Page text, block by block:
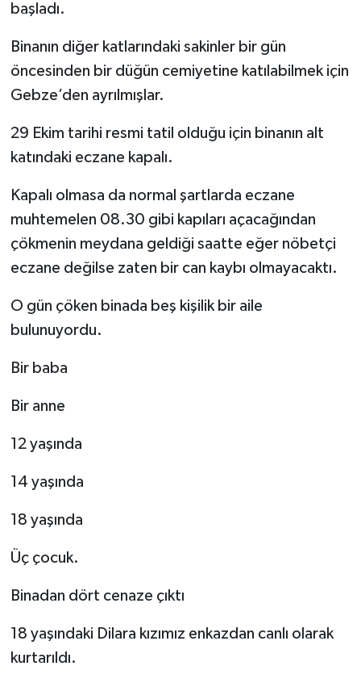
başladı.
Binanın diğer katlarındaki sakinler bir gün
öncesinden bir düğün cemiyetine katılabilmek için
Gebze’den ayrılmışlar.
29 Ekim tarihi resmi tatil olduğu için binanın alt
katındaki eczane kapalı.
Kapalı olmasa da normal şartlarda eczane
muhtemelen 08.30 gibi kapıları açacağından
çökmenin meydana geldiği saatte eğer nöbetçi
eczane değilse zaten bir can kaybı olmayacaktı.
O gün çöken binada beş kişilik bir aile
bulunuyordu.
Bir baba
Bir anne
12 yaşında
14 yaşında
18 yaşında
Üç çocuk.
Binadan dört cenaze çıktı
18 yaşındaki Dilara kızımız enkazdan canlı olarak
kurtarıldı.